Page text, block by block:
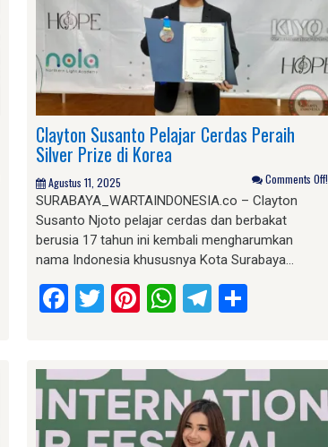
Clayton Susanto Pelajar Cerdas Peraih
Silver Prize di Korea
Agustus 11, 2025 Comments Off!
SURABAYA_WARTAINDONESIA.co – Clayton
Susanto Njoto pelajar cerdas dan berbakat
berusia 17 tahun ini kembali mengharumkan
nama Indonesia khususnya Kota Surabaya…
Facebook
Twitter
Pinterest
WhatsApp
Telegram
Share